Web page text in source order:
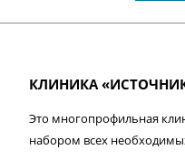
КЛИНИКА
Это многопрофильная
набором всех